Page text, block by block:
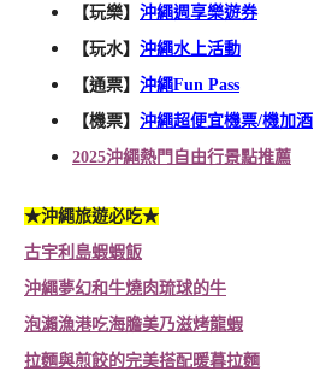
【玩樂】 沖繩週享樂遊券
【玩水】 沖繩水上活動
【通票】 沖繩Fun Pass
【機票】 沖繩超便宜機票/機加酒
2025沖繩熱門自由行景點推薦
★沖繩旅遊必吃★
古宇利島蝦蝦飯
沖繩夢幻和牛燒肉琉球的牛
泡瀨漁港吃海膽美乃滋烤龍蝦
拉麵與煎餃的完美搭配暖暮拉麵